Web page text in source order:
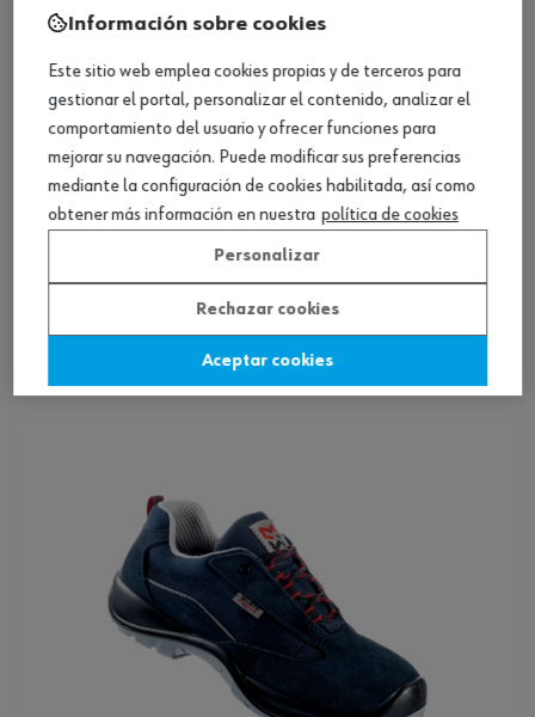
Ver producto
Información sobre cookies
Este sitio web emplea cookies propias y de terceros para
gestionar el portal, personalizar el contenido, analizar el
comportamiento del usuario y ofrecer funciones para
mejorar su navegación. Puede modificar sus preferencias
mediante la configuración de cookies habilitada, así como
obtener más información en nuestra política de cookies
Personalizar
Rechazar cookies
Aceptar cookies